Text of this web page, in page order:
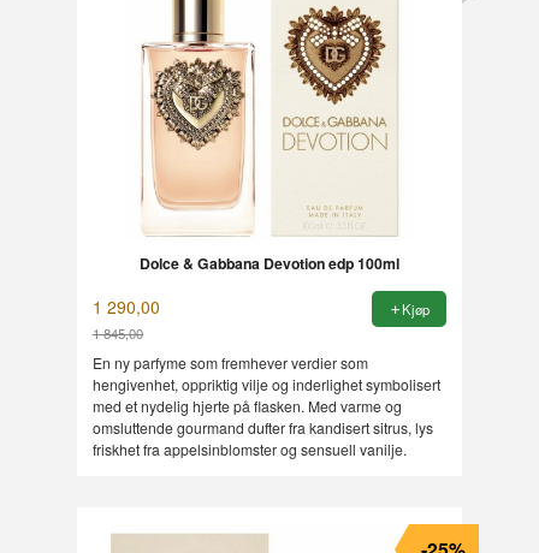
Dolce & Gabbana Devotion edp 100ml
1 290,00
1 845,00
Rabatt
Kjøp
En ny parfyme som fremhever verdier som
hengivenhet, oppriktig vilje og inderlighet symbolisert
med et nydelig hjerte på flasken. Med varme og
omsluttende gourmand dufter fra kandisert sitrus, lys
friskhet fra appelsinblomster og sensuell vanilje.